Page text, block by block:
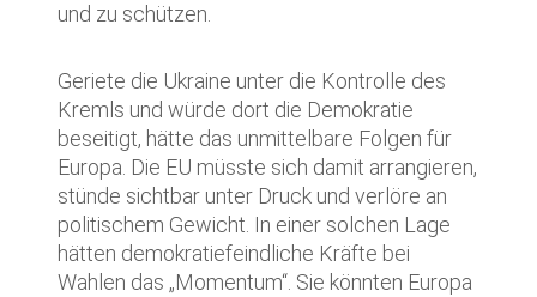
und zu schützen.
Geriete die Ukraine unter die Kontrolle des
Kremls und würde dort die Demokratie
beseitigt, hätte das unmittelbare Folgen für
Europa. Die EU müsste sich damit arrangieren,
stünde sichtbar unter Druck und verlöre an
politischem Gewicht. In einer solchen Lage
hätten demokratiefeindliche Kräfte bei
Wahlen das „Momentum“. Sie könnten Europa